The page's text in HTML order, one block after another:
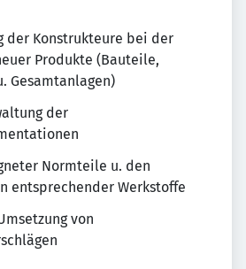
der Konstrukteure bei der
Produkte (Bauteile,
Gesamtanlagen)
der
Normteile u. den
entsprechender Werkstoffe
von